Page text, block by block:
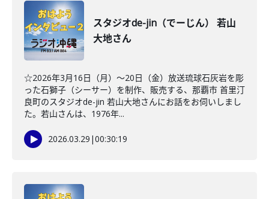
スタジオde-jin（でーじん） 若山
大地さん
☆2026年3月16日（月）～20日（金）放送琉球石灰岩を彫
った石獅子（シーサー）を制作、販売する、那覇市 首里汀
良町のスタジオde-jin 若山大地さんにお話をお伺いしまし
た。若山さんは、1976年...
2026.03.29 |00:30:19